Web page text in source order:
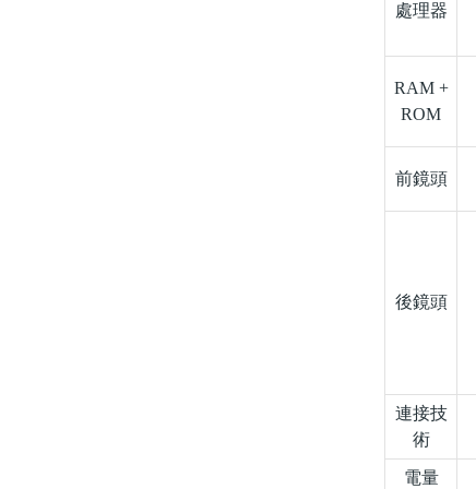
處理器
RAM +
ROM
前鏡頭
後鏡頭
連接技
術
電量